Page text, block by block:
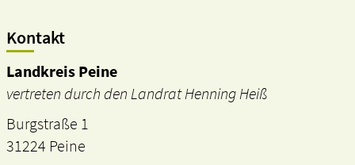
Kontakt
Landkreis Peine
vertreten durch den Landrat Henning Heiß
Burgstraße 1
31224 Peine